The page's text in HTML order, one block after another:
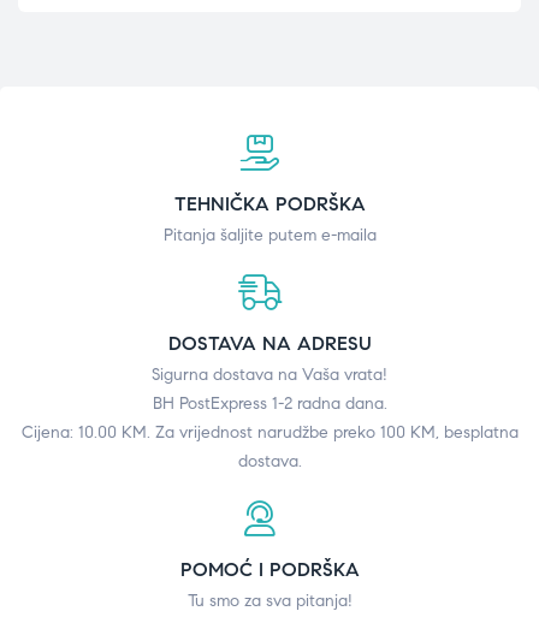
TEHNIČKA PODRŠKA
Pitanja šaljite putem e-maila
DOSTAVA NA ADRESU
Sigurna dostava na Vaša vrata!
BH PostExpress 1-2 radna dana.
Cijena: 10.00 KM. Za vrijednost narudžbe preko 100 KM, besplatna
dostava.
POMOĆ I PODRŠKA
Tu smo za sva pitanja!